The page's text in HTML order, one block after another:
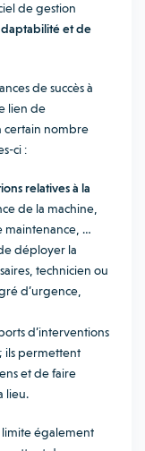
de gestion
et de
de succès à
lien de
certain nombre
ci :
relatives à la
de la machine,
maintenance, …
déployer la
technicien ou
d’urgence,
d’interventions
ils permettent
et de faire
lieu.
également